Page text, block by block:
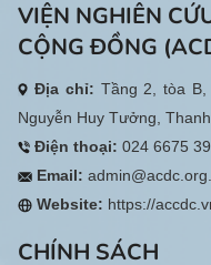
VIỆN NGHIÊN
CỘNG ĐỒNG
Địa chỉ: Tầng 2, tòa
Nguyễn Huy Tưởng,
Điện thoại: 024 6675
Email:
Website: https://
CHÍNH SÁCH